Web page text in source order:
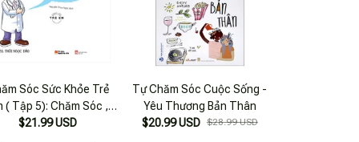
Sóc Sức Khỏe Trẻ
( Tập 5): Chăm Sóc ,
Bảo Vệ Toàn Diện
$21.99 USD
Tự Chăm Sóc Cuộc Sống -
Yêu Thương Bản Thân
$20.99 USD $28.99 USD